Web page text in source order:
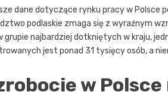
dane dotyczące rynku pracy w Polsce
podlaskie zmaga się z wyraźnym
grupie najbardziej dotkniętych w kraju,
jest ponad 31 tysięcy osób, a
w